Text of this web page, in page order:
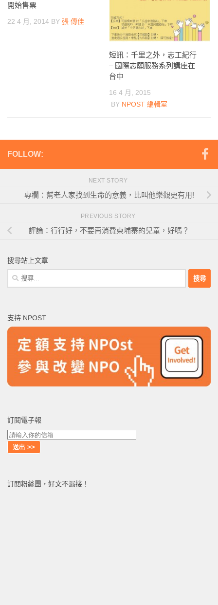
開始售票
22 4 月, 2014 BY 張 傳佳
短訊：千里之外，志工紀行
– 國際志願服務系列講座在
台中
16 4 月, 2015
BY NPOST 編輯室
FOLLOW:
NEXT STORY
專欄：幫老人家找到生命的意義，比叫他樂觀更有用!
PREVIOUS STORY
評論：行行好，不要再消費柬埔寨的兒童，好嗎？
搜尋站上文章
搜
尋
字:
支持 NPOST
訂閱電子報
訂閱粉絲團，好文不漏接！